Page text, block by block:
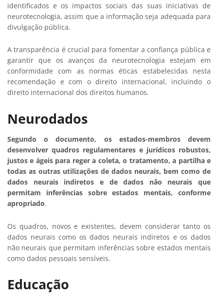
identificados e os impactos sociais das suas iniciativas de
neurotecnologia, assim que a informação seja adequada para
divulgação pública.
A transparência é crucial para fomentar a confiança pública e
garantir que os avanços da neurotecnologia estejam em
conformidade com as normas éticas estabelecidas nesta
recomendação e com o direito internacional, incluindo o
direito internacional dos direitos humanos.
Neurodados
Segundo o documento, os estados-membros devem
desenvolver quadros regulamentares e jurídicos robustos,
justos e ágeis para reger a coleta, o tratamento, a partilha e
todas as outras utilizações de dados neurais, bem como de
dados neurais indiretos e de dados não neurais que
permitam inferências sobre estados mentais, conforme
apropriado.
Os quadros, novos e existentes, devem considerar tanto os
dados neurais como os dados neurais indiretos e os dados
não neurais que permitam inferências sobre estados mentais
como dados pessoais sensíveis.
Educação